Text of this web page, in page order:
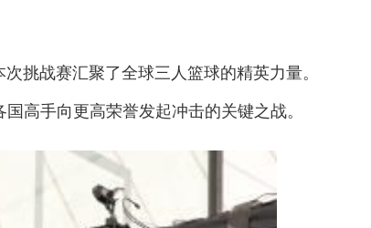
战赛汇聚了全球三人篮球的精英力量。
高手向更高荣誉发起冲击的关键之战。